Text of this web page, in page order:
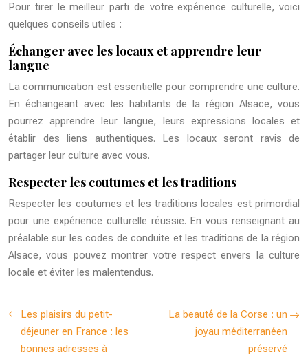
Pour tirer le meilleur parti de votre expérience culturelle, voici
quelques conseils utiles :
Échanger avec les locaux et apprendre leur
langue
La communication est essentielle pour comprendre une culture.
En échangeant avec les habitants de la région Alsace, vous
pourrez apprendre leur langue, leurs expressions locales et
établir des liens authentiques. Les locaux seront ravis de
partager leur culture avec vous.
Respecter les coutumes et les traditions
Respecter les coutumes et les traditions locales est primordial
pour une expérience culturelle réussie. En vous renseignant au
préalable sur les codes de conduite et les traditions de la région
Alsace, vous pouvez montrer votre respect envers la culture
locale et éviter les malentendus.
Les plaisirs du petit-
déjeuner en France : les
bonnes adresses à
La beauté de la Corse : un
joyau méditerranéen
préservé